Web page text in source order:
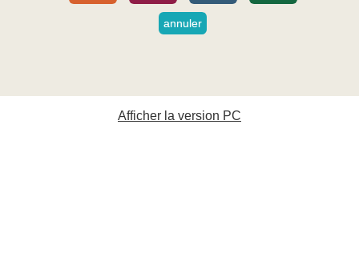
annuler
Afficher la version PC